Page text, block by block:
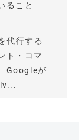
ること
代行する
ト・コマ
Googleが